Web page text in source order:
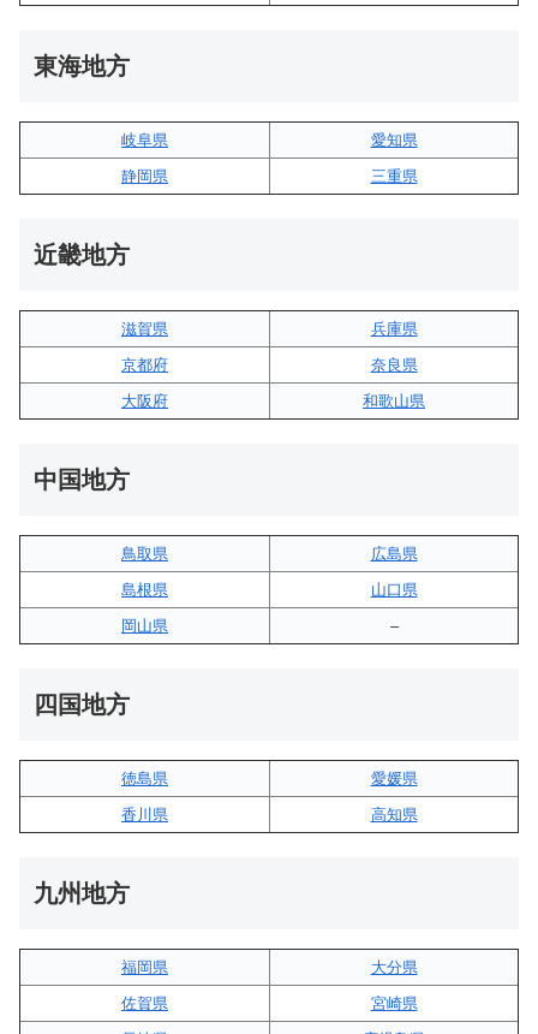
東海地方
岐阜県
愛知県
静岡県
三重県
近畿地方
滋賀県
兵庫県
京都府
奈良県
大阪府
和歌山県
中国地方
鳥取県
広島県
島根県
山口県
岡山県
–
四国地方
徳島県
愛媛県
香川県
高知県
九州地方
福岡県
大分県
佐賀県
宮崎県